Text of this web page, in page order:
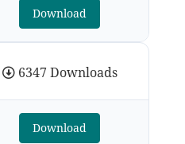
Download
6347 Downloads
Download